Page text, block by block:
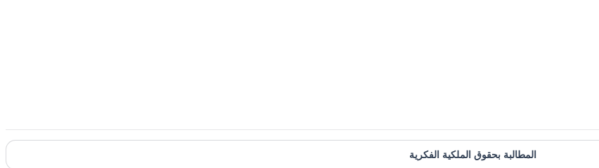
المطالبة بحقوق الملكية الفكرية